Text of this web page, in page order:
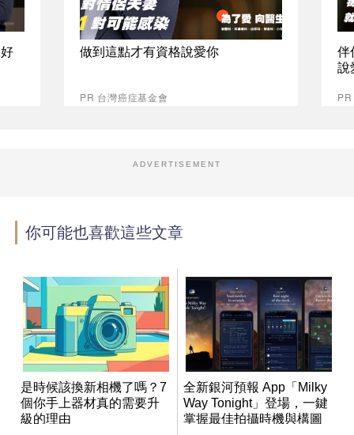
做到這點才有資格說愛你
PR 台灣癌症基金會
伴
說
ADVERTISEMENT
你可能也喜歡這些文章
是時候該換新相機了嗎？7
個你手上器材真的需要升
級的理由
全新銀河預報 App「Milky
Way Tonight」登場，一鍵
掌握最佳拍攝時機與構圖